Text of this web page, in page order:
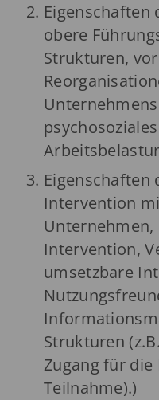
obere
Strukturen,
Intervention
Intervention,
umsetzbare
Strukturen
Zugang für die
Teilnahme).)